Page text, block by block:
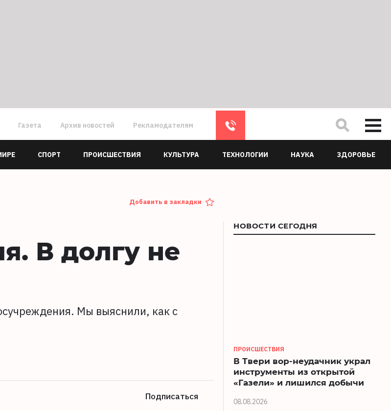
Газета Архив новостей Рекламодателям
СПОРТ ПРОИСШЕСТВИЯ КУЛЬТУРА ТЕХНОЛОГИИ НАУКА ЗДОРОВЬЕ
Добавить в закладки
В долгу не
Мы выяснили, как с
Подписаться
НОВОСТИ СЕГОДНЯ
ПРОИСШЕСТВИЯ
В Твери вор-неудачник украл
инструменты из открытой
«Газели» и лишился добычи
08.08.2026